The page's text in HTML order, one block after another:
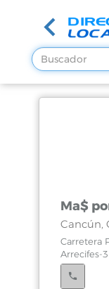
Ma$
Cancún,
Carretera
Arrecifes-3